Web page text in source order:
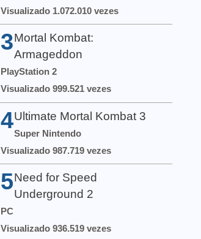
Visualizado 1.072.010 vezes
3 Mortal Kombat:
Armageddon
PlayStation 2
Visualizado 999.521 vezes
4 Ultimate Mortal Kombat 3
Super Nintendo
Visualizado 987.719 vezes
5 Need for Speed
Underground 2
PC
Visualizado 936.519 vezes